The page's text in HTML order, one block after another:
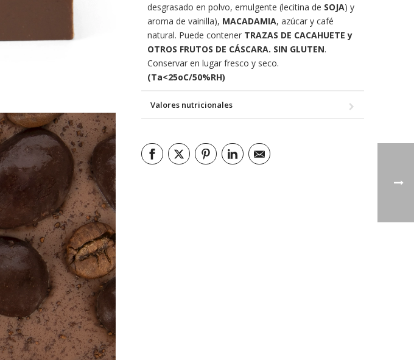
desgrasado en polvo, emulgente (lecitina de SOJA) y
aroma de vainilla), MACADAMIA, azúcar y café
natural. Puede contener TRAZAS DE CACAHUETE y
OTROS FRUTOS DE CÁSCARA. SIN GLUTEN.
Conservar en lugar fresco y seco.
(Ta<25oC/50%RH)
Valores nutricionales